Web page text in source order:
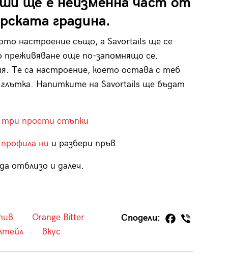
градина.
настроение също, а Savortails ще се
преживяване още по-запомнящо се.
Те са настроение, което остава с теб
глътка. Напитките на Savortails ще бъдат
прости стъпки
ни и разбери пръв.
отблизо и далеч.
Orange Bitter
вкус
Сподели: